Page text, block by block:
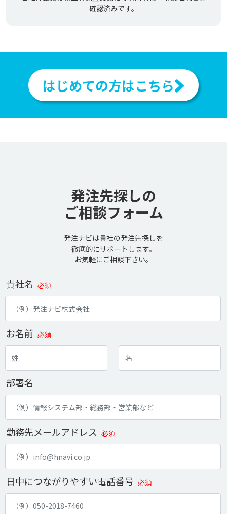
確認済みです。
はじめての方はこちら
発注先探しの
ご相談フォーム
発注ナビは貴社の発注先探しを
徹底的にサポートします。
お気軽にご相談下さい。
貴社名 必須
お名前 必須
部署名
勤務先メールアドレス 必須
日中につながりやすい電話番号 必須